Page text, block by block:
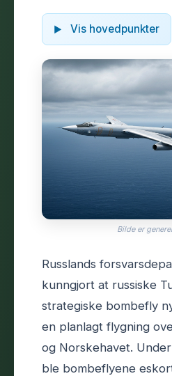
Vis hovedpunkter
Bilde er
Russlands
kunngjort at russiske
strategiske bombefly
en planlagt flygning
og Norskehavet.
ble bombeflyene